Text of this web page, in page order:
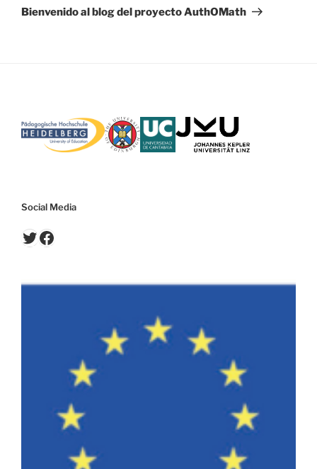
entrada
Bienvenido al blog del proyecto AuthOMath
Social Media
Twitter
Facebook